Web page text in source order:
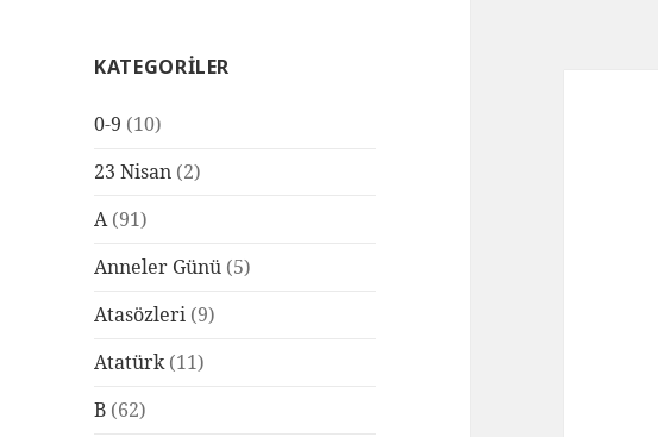
KATEGORILER
0-9 (10)
23 Nisan (2)
A(91)
Anneler Günü (5)
Atasözleri (9)
Atatürk(11)
B (62)